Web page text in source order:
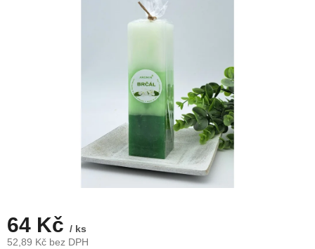
64 Kč / ks
52,89 Kč bez DPH